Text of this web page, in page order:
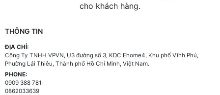
cho khách hàng.
THÔNG TIN
ĐỊA CHỈ:
Công Ty TNHH VPVN, U3 đường số 3, KDC Ehome4, Khu phố Vĩnh Phú,
Phường Lái Thiêu, Thành phố Hồ Chí Minh, Việt Nam.
PHONE:
0909 388 781
0862033639